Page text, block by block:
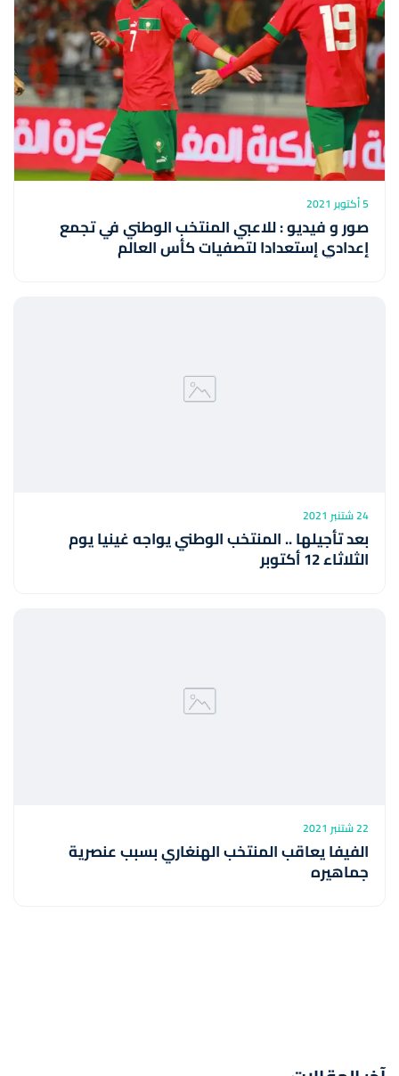
5 أكتوبر 2021
صور و فيديو : للاعبي المنتخب الوطني في تجمع
إعدادي إستعدادا لتصفيات كأس العالم
24 شتنبر 2021
بعد تأجيلها .. المنتخب الوطني يواجه غينيا يوم
الثلاثاء 12 أكتوبر
22 شتنبر 2021
الفيفا يعاقب المنتخب الهنغاري بسبب عنصرية
جماهيره